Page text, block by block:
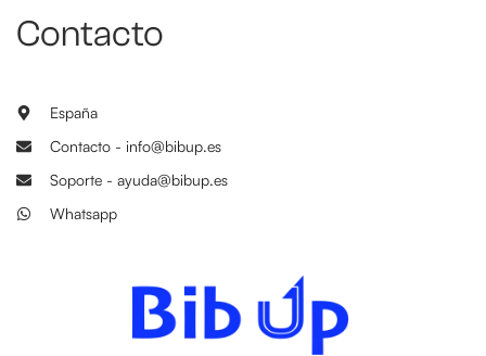
Contacto
España
Contacto - info@bibup.es
Soporte - ayuda@bibup.es
Whatsapp